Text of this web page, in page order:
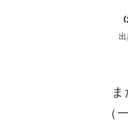
出
（